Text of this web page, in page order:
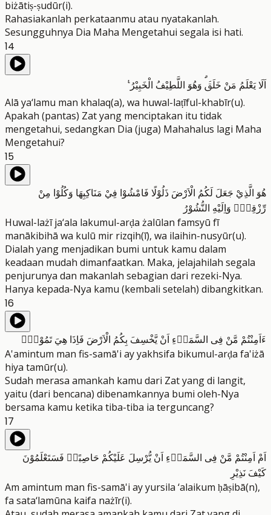
biżātiṣ-ṣudūr(i).
Rahasiakanlah perkataanmu atau nyatakanlah.
Sesungguhnya Dia Maha Mengetahui segala isi hati.
14
اَلَا يَعْلَمُ مَنْ خَلَقَۗ وَهُوَ اللَّطِيْفُ الْخَبِيْرُ ࣖ
Alā ya‘lamu man khalaq(a), wa huwal-laṭīful-khabīr(u).
Apakah (pantas) Zat yang menciptakan itu tidak
mengetahui, sedangkan Dia (juga) Mahahalus lagi Maha
Mengetahui?
15
هُوَ الَّذِيْ جَعَلَ لَكُمُ الْاَرْضَ ذَلُوْلًا فَامْشُوْا فِيْ مَنَاكِبِهَا وَكُلُوْا مِنْ
رِّزْقِهٖۗ وَاِلَيْهِ النُّشُوْرُ
Huwal-lażī ja‘ala lakumul-arḍa żalūlan famsyū fī
manākibihā wa kulū mir rizqih(ī), wa ilaihin-nusyūr(u).
Dialah yang menjadikan bumi untuk kamu dalam
keadaan mudah dimanfaatkan. Maka, jelajahilah segala
penjurunya dan makanlah sebagian dari rezeki-Nya.
Hanya kepada-Nya kamu (kembali setelah) dibangkitkan.
16
ءَاَمِنْتُمْ مَّنْ فِى السَّمَاۤءِ اَنْ يَّخْسِفَ بِكُمُ الْاَرْضَ فَاِذَا هِيَ تَمُوْرُۙ
A'amintum man fis-samā'i ay yakhsifa bikumul-arḍa fa'iżā
hiya tamūr(u).
Sudah merasa amankah kamu dari Zat yang di langit,
yaitu (dari bencana) dibenamkannya bumi oleh-Nya
bersama kamu ketika tiba-tiba ia terguncang?
17
اَمْ اَمِنْتُمْ مَّنْ فِى السَّمَاۤءِ اَنْ يُّرْسِلَ عَلَيْكُمْ حَاصِبًاۗ فَسَتَعْلَمُوْنَ
كَيْفَ نَذِيْرِ
Am amintum man fis-samā'i ay yursila ‘alaikum ḥāṣibā(n),
fa sata‘lamūna kaifa nażīr(i).